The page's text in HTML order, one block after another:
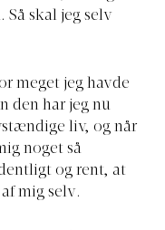
skal jeg selv
meget jeg havde
den har jeg nu
liv, og når
noget så
og rent, at
mig selv.